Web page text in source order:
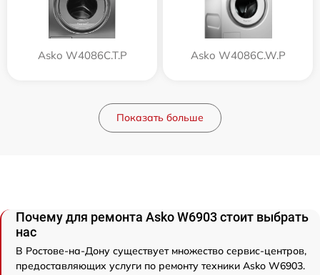
Asko W4086C.T.P Asko W4086C.W.P
Показать больше
Почему для ремонта Asko W6903 стоит выбрать
нас
В Ростове-на-Дону существует множество сервис-центров,
предоставляющих услуги по ремонту техники Asko W6903.